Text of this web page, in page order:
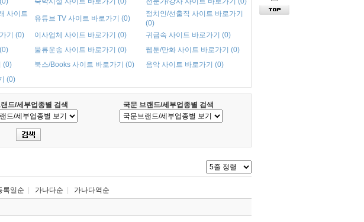
사이트
유튜브 TV 사이트 바로가기 (0)
정치인/선출직 사이트 바로가기
(0)
기 (0) 이사업체 사이트 바로가기 (0)
귀금속 사이트 바로가기 (0)
물류운송 사이트 바로가기 (0)
웹툰/만화 사이트 바로가기 (0)
(0) 북스/Books 사이트 바로가기 (0)
음악 사이트 바로가기 (0)
(0)
드/세부업종별 검색
국문 브랜드/세부업종별 검색
록일순 가나다순 가나다역순